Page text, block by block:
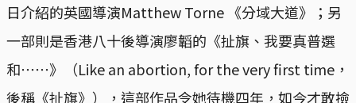
日介紹的英國導演Matthew Torne 《分域大道》；另
一部則是香港八十後導演廖韜的《扯旗、我要真普選
和⋯⋯》（Like an abortion, for the very first time，
後稱《扯旗》），這部作品令她待機四年，如今才敢撿